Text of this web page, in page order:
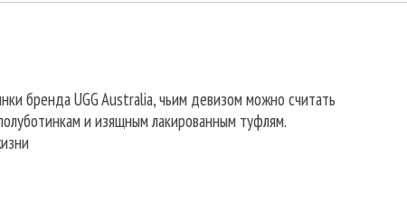
бренда UGG Australia, чьим девизом можно считать
и изящным лакированным туфлям.